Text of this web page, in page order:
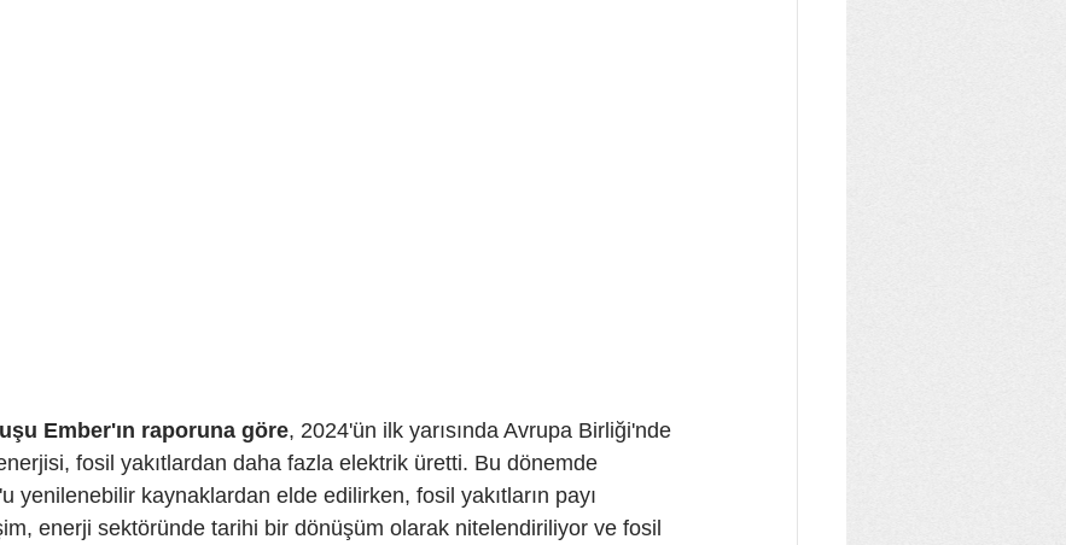
Ember'ın raporuna göre, 2024'ün ilk yarısında Avrupa Birliği'nde
fosil yakıtlardan daha fazla elektrik üretti. Bu dönemde
yenilenebilir kaynaklardan elde edilirken, fosil yakıtların payı
enerji sektöründe tarihi bir dönüşüm olarak nitelendiriliyor ve fosil